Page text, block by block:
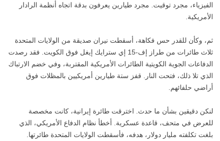
الفيزياء، مجرد توقيت. مجرد طيارين يعرفون بدقة اتجاه أنظمة الرادار
الأمريكية.
ثم، وكأن للقدر حس فكاهة، أسقطت نيران صديقة من الولايات المتحدة
ثلاث طائرات من طراز إف-15 إي سترايك إيغل فوق الكويت. فقد رصدت
الدفاعات الجوية الكويتية الطائرات الأمريكية المقتربة، وفي خضم الارتباك
الذي تلا ذلك، فتحت النار. قفز ستة طيارين أمريكيين بالمظلات فوق
أراضي حلفائهم.
لنكن دقيقين بشأن ما حدث. اخترقت طائرة إيرانية، كانت مخصصة
للعرض في متحف، قاعدة عسكرية. أخطأ نظام الدفاع الأمريكي، الذي
بلغت تكلفته مليار دولار، هدفه، فأسقطت الولايات المتحدة طائرتها.